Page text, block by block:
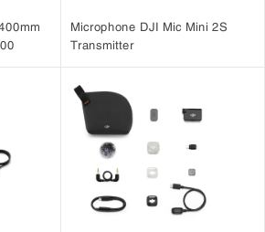
Microphone DJI Mic Mini 2S
Transmitter